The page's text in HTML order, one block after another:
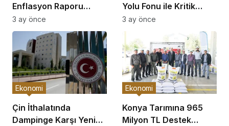
Enflasyon Raporu
Açıklaması
3 ay önce
Yolu Fonu ile Kritik
Görüşme
3 ay önce
Çin İthalatında
Dampinge Karşı Yeni
Ekonomi
Konya Tarımına 965
Milyon TL Destek
Ekonomi